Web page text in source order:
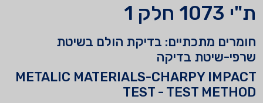
ת"י 1073 חלק 1
חומרים מתכתיים: בדיקת הולם בשיטת
שרפי-שיטת בדיקה
METALIC MATERIALS-CHARPY IMPACT
TEST - TEST METHOD